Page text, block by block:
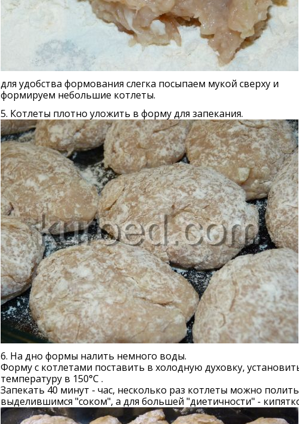
для удобства формования слегка посыпаем мукой сверху и
формируем небольшие котлеты.
5. Котлеты плотно уложить в форму для запекания.
6. На дно формы налить немного воды.
Форму с котлетами поставить в холодную духовку,
температуру в 150°С .
Запекать 40 минут - час, несколько раз котлеты можно полить
выделившимся "соком", а для большей "диетичности" -